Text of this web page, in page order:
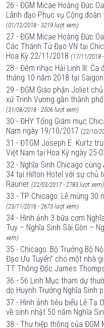
26 - ĐGM Micae Hoàng Đức
Lãnh đạo Phục vụ Cộng
(01/12/2018 - 3219 lượt xem)
27 - ĐGM Micae Hoàng Đức
Các Thánh Tử Đạo VN tại
Hoa Kỳ 22/11/2018 (17/11/2018
28 - Đêm nhạc Hải Linh III: Ca
tháng 10 năm 2018 tại Saigon
29 - ĐGM Giáo phận Joliet
xứ Trinh Vương gần thành
(31/08/2018 - 2506 lượt xem)
30 - ĐHY Tổng Giám mục
Nam ngày 19/10/2017 (22/10/
31 - ĐTGM Joseph E. Kurtz
Việt Nam tại Hoa Kỳ ngày 25-
32 - Nghĩa Sinh Chicago
34 tại Hilton Hotel với sự chủ
Rauner (22/03/2017 - 2783 lượt xem)
33 - TP Chicago: Lễ mừng 30
(23/11/2016 - 2673 lượt xem)
34 - Hình ảnh 3 bữa cơm
Tuy – Nghĩa Sinh Sài Gòn –
xem)
35 - Chicago: Bộ Trưởng Bộ
Đạo Ưu Tuyển” cho một nhà
TT Thống Đốc James
36 - 56 Linh Mục tham dự
do Huynh Trưởng Nghĩa Sinh
37 - Hình ảnh tiêu biểu Lễ Tạ
về sinh nhật 50 năm Nghĩa
38 - Thư hiệp thông của ĐGM